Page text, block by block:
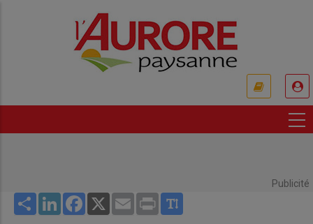
Publicité
Share LinkedInFacebook
X Email Print